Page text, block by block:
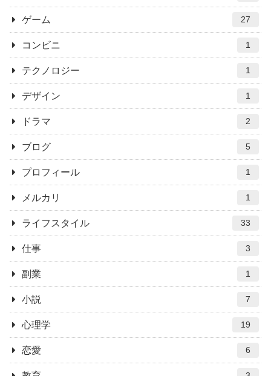
ゲーム 27
コンビニ 1
テクノロジー 1
デザイン 1
ドラマ 2
ブログ 5
プロフィール 1
メルカリ 1
ライフスタイル 33
仕事 3
副業 1
小説 7
心理学 19
恋愛 6